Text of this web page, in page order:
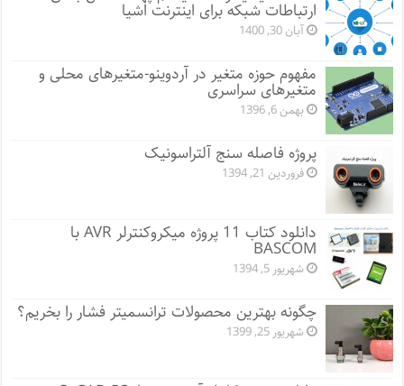
ارتباطات شبکه برای اینترنت اشیا
آبان 30, 1400
مفهوم حوزه متغیر در آردوینو-متغیرهای محلی و
متغیرهای سراسری
بهمن 6, 1396
پروژه فاصله سنج آلتراسونیک
فروردین 21, 1394
دانلود کتاب 11 پروژه میکروکنترلر AVR با
BASCOM
شهریور 5, 1394
چگونه بهترین محصولات ترانسمیتر فشار را بخریم؟
شهریور 25, 1399